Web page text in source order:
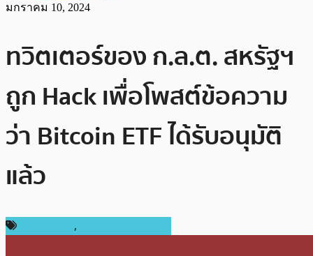
มกราคม 10, 2024
ทวิตเตอร์ของ ก.ล.ต. สหรัฐฯ
ถูก Hack เพื่อโพสต์ข้อความ
ว่า Bitcoin ETF ได้รับอนุมัติ
แล้ว
,